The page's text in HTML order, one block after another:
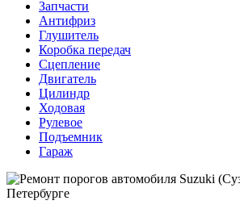
Запчасти
Антифриз
Глушитель
Коробка передач
Сцепление
Двигатель
Цилиндр
Ходовая
Рулевое
Подъемник
Гараж